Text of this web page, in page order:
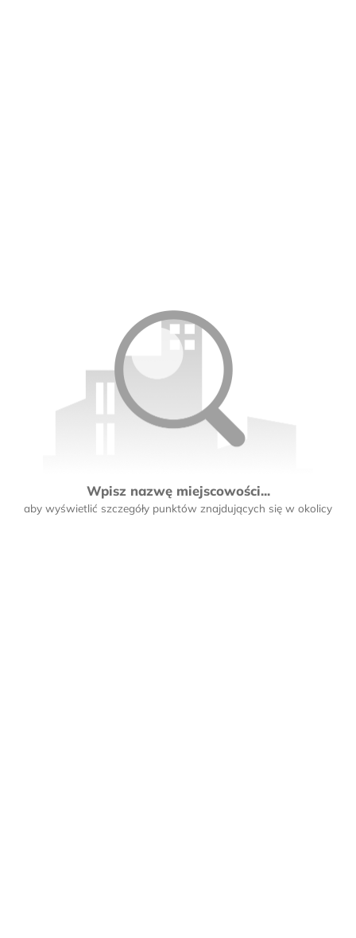
Wpisz nazwę miejscowości...
aby wyświetlić szczegóły punktów znajdujących się w okolicy